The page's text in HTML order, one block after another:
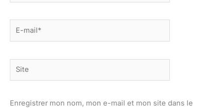
mail*
Enregistrer mon nom, mon e-mail et mon site dans le